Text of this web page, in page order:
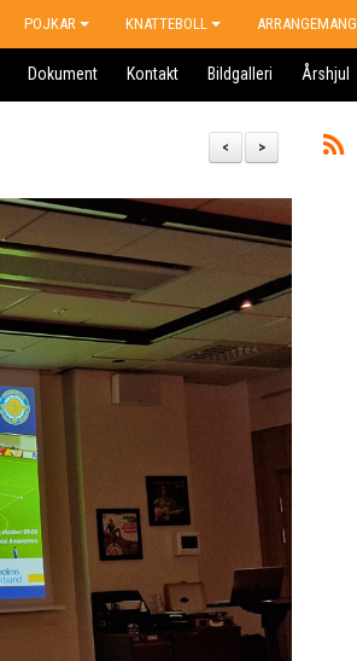
POJKAR KNATTEBOLL ARRANGEMANG
Dokument Kontakt Bildgalleri Årshjul
>
<